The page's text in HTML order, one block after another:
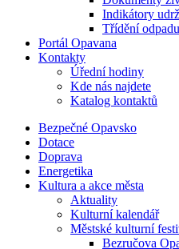
Indikátory
Třídění odpadu
Portál Opavana
Kontakty
Úřední hodiny
Kde nás najdete
Katalog kontaktů
Bezpečné Opavsko
Dotace
Doprava
Energetika
Kultura a akce města
Aktuality
Kulturní kalendář
Městské kulturní
Bezručova